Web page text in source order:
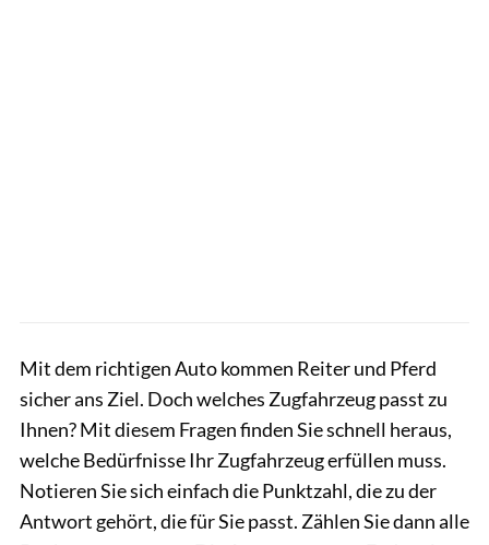
Mit dem richtigen Auto kommen Reiter und Pferd
sicher ans Ziel. Doch welches Zugfahrzeug passt zu
Ihnen? Mit diesem Fragen finden Sie schnell heraus,
welche Bedürfnisse Ihr Zugfahrzeug erfüllen muss.
Notieren Sie sich einfach die Punktzahl, die zu der
Antwort gehört, die für Sie passt. Zählen Sie dann alle